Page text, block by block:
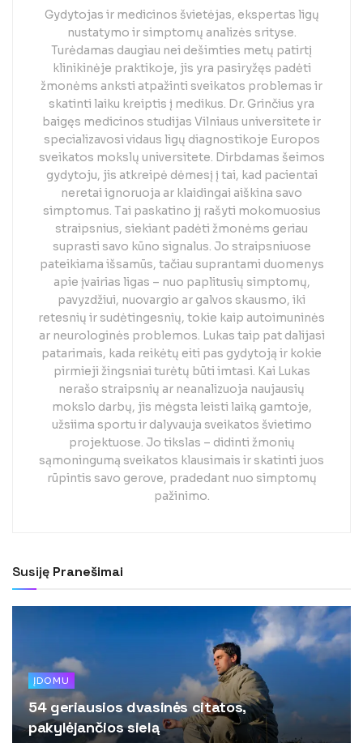
Gydytojas ir medicinos švietėjas, ekspertas ligų
nustatymo ir simptomų analizės srityse.
Turėdamas daugiau nei dešimties metų patirtį
klinikinėje praktikoje, jis yra pasiryžęs padėti
žmonėms anksti atpažinti sveikatos problemas ir
skatinti laiku kreiptis į medikus. Dr. Grinčius yra
baigęs medicinos studijas Vilniaus universitete ir
specializavosi vidaus ligų diagnostikoje Europos
sveikatos mokslų universitete. Dirbdamas šeimos
gydytoju, jis atkreipė dėmesį į tai, kad pacientai
neretai ignoruoja ar klaidingai aiškina savo
simptomus. Tai paskatino jį rašyti mokomuosius
straipsnius, siekiant padėti žmonėms geriau
suprasti savo kūno signalus. Jo straipsniuose
pateikiama išsamūs, tačiau suprantami duomenys
apie įvairias ligas – nuo paplitusių simptomų,
pavyzdžiui, nuovargio ar galvos skausmo, iki
retesnių ir sudėtingesnių, tokie kaip autoimuninės
ar neurologinės problemos. Lukas taip pat dalijasi
patarimais, kada reikėtų eiti pas gydytoją ir kokie
pirmieji žingsniai turėtų būti imtasi. Kai Lukas
nerašo straipsnių ar neanalizuoja naujausių
mokslo darbų, jis mėgsta leisti laiką gamtoje,
užsiima sportu ir dalyvauja sveikatos švietimo
projektuose. Jo tikslas – didinti žmonių
sąmoningumą sveikatos klausimais ir skatinti juos
rūpintis savo gerove, pradedant nuo simptomų
pažinimo.
Susiję Pranešimai
ĮDOMU
54 geriausios dvasinės citatos,
pakylėjančios sielą